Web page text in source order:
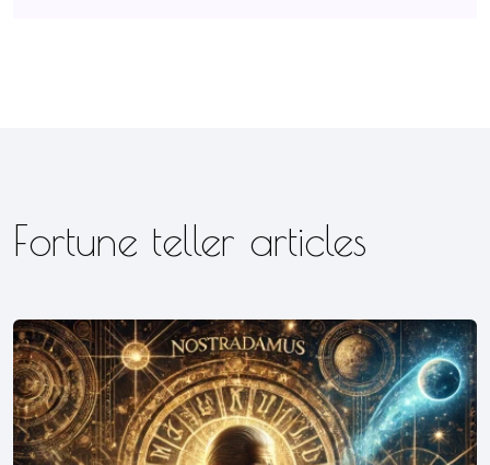
Fortune teller articles